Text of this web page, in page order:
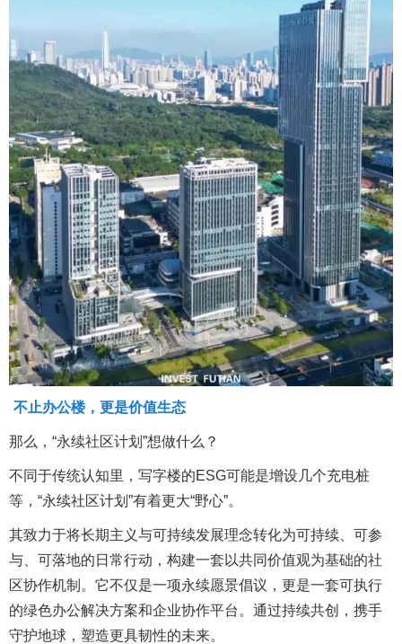
不止办公楼，更是价值生态
那么，“永续社区计划”想做什么？
不同于传统认知里，写字楼的ESG可能是增设几个充电桩
等，“永续社区计划”有着更大“野心”。
其致力于将长期主义与可持续发展理念转化为可持续、可参
与、可落地的日常行动，构建一套以共同价值观为基础的社
区协作机制。它不仅是一项永续愿景倡议，更是一套可执行
的绿色办公解决方案和企业协作平台。通过持续共创，携手
守护地球，塑造更具韧性的未来。